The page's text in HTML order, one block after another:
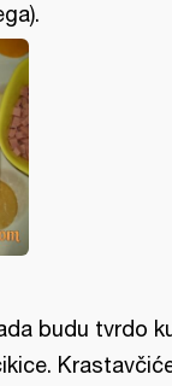
budu tvrdo